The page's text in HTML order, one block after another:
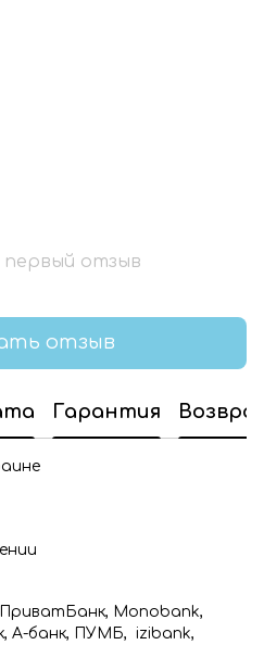
отзыв
отзыв
Гарантия
Monobank,
А-банк, ПУМБ, izibank,